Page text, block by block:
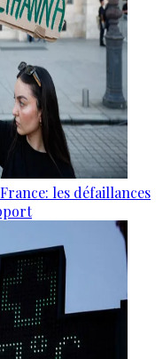
les défaillances